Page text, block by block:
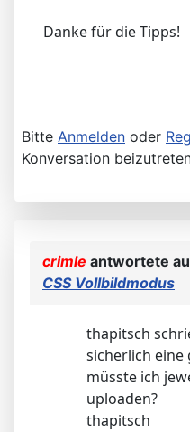
Danke für die Tipps!
Bitte Anmelden oder
Konversation
crimle antwortete
CSS Vollbildmodus
thapitsch
sicherlich eine
müsste ich
uploaden?
thapitsch